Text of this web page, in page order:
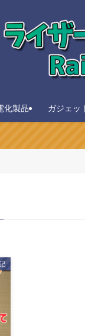
化製品 ガジェッ